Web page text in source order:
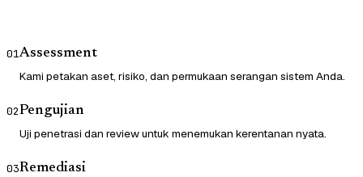
01Assessment
Kami petakan aset, risiko, dan permukaan serangan sistem Anda.
02Pengujian
Uji penetrasi dan review untuk menemukan kerentanan nyata.
03Remediasi